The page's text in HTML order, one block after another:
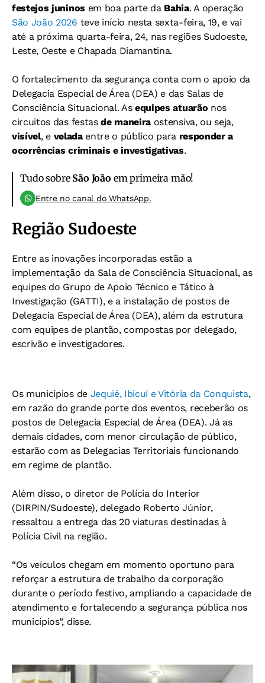
festejos juninos em boa parte da Bahia. A operação
São João 2026 teve início nesta sexta-feira, 19, e vai
até a próxima quarta-feira, 24, nas regiões Sudoeste,
Leste, Oeste e Chapada Diamantina.
O fortalecimento da segurança conta com o apoio da
Delegacia Especial de Área (DEA) e das Salas de
Consciência Situacional. Asequipes atuarão nos
circuitos das festasde maneira ostensiva, ou seja,
visível, e veladaentre o público para responder a
ocorrências criminais e investigativas.
Tudo sobre São João em primeira mão!
Entre no canal do WhatsApp.
Região Sudoeste
Entre as inovações incorporadas estão a
implementação da Sala de Consciência Situacional, as
equipes do Grupo de Apoio Técnico e Tático à
Investigação (GATTI), e a instalação de postos de
Delegacia Especial de Área (DEA), além da estrutura
com equipes de plantão, compostas por delegado,
escrivão e investigadores.
Os municípios de Jequié, Ibicuí e Vitória da Conquista,
em razão do grande porte dos eventos, receberão os
postos de Delegacia Especial de Área (DEA). Já as
demais cidades, com menor circulação de público,
estarão com as Delegacias Territoriais funcionando
em regime de plantão.
Além disso, o diretor de Polícia do Interior
(DIRPIN/Sudoeste), delegado Roberto Júnior,
ressaltou a entrega das 20 viaturas destinadas à
Polícia Civil na região.
“Os veículos chegam em momento oportuno para
reforçar a estrutura de trabalho da corporação
durante o período festivo, ampliando a capacidade de
atendimento e fortalecendo a segurança pública nos
municípios”, disse.